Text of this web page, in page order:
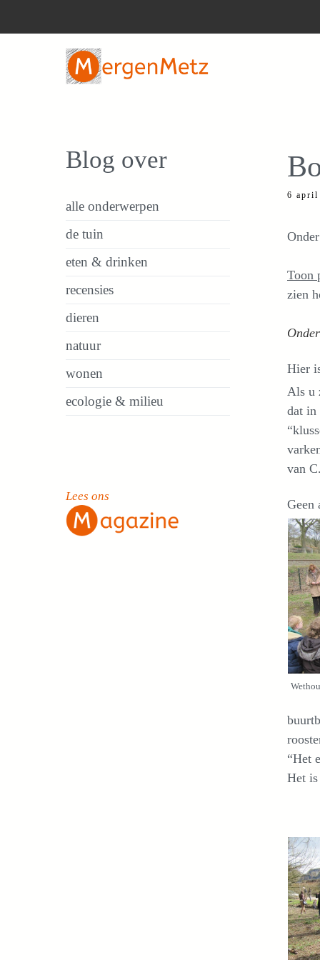
6 april
Toon
zien
Hier
Als u
dat in
van
Geen
“Het
Het
Blog over
alle onderwerpen
de tuin
eten & drinken
recensies
dieren
natuur
wonen
ecologie & milieu
Lees ons